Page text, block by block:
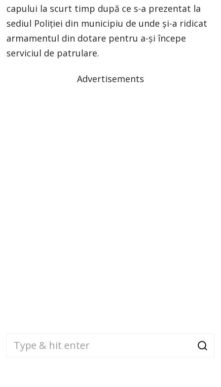
capului la scurt timp după ce s-a prezentat la
sediul Poliției din municipiu de unde și-a ridicat
armamentul din dotare pentru a-și începe
serviciul de patrulare.
Advertisements